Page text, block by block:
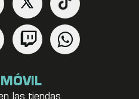
las tiendas